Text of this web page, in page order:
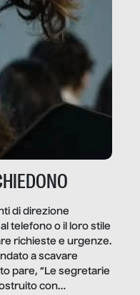
di direzione
telefono o il loro stile
richieste e urgenze.
a scavare
pare, “Le segretarie
con